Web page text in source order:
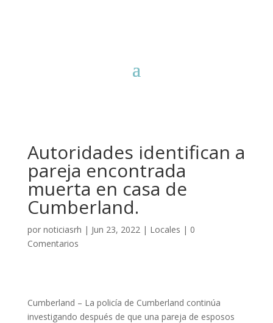
Autoridades identifican a
pareja encontrada
muerta en casa de
Cumberland.
por noticiasrh | Jun 23, 2022| Locales | 0
Comentarios
Cumberland – La policía de Cumberland continúa
investigando después de que una pareja de esposos